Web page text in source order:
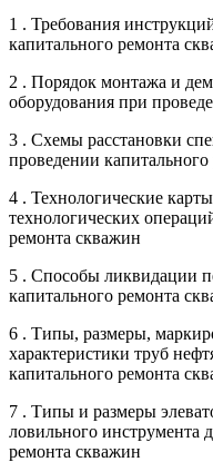
1 . Требования
капитального ремонта
2 . Порядок монтажа и
оборудования при
3 . Схемы расстановки
проведении
4 . Технологические
технологических
ремонта скважин
5 . Способы ликвидации
капитального ремонта
6 . Типы, размеры,
характеристики труб
капитального ремонта
7 . Типы и размеры
ловильного инструмента
ремонта скважин